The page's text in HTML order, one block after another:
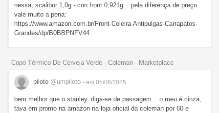
nessa, scalibor 1,0g - con front 0,921g... pela diferença de preço
vale muito a pena:
https://www.amazon.com.br/Front-Coleira-Antipulgas-Carrapatos-
Grandes/dp/B0BBPNFV44
Copo Térmico De Cerveja Verde - Coleman - Marketplace
piloto @umpiloto - em 05/06/2025
bem melhor que o stanley, diga-se de passagem... o meu é cinza,
tava em promo na amazon na loja oficial da coleman por 60 e